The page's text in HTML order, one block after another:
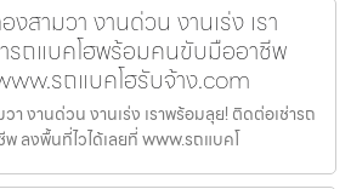
สามวา งานด่วน งานเร่ง เรา
รถแบคโฮพร้อมคนขับมืออาชีพ
รถแบคโฮรับจ้าง.com
งานด่วน งานเร่ง เราพร้อมลุย! ติดต่อเช่ารถ
ลงพื้นที่ไวได้เลยที่ www.รถแบคโ